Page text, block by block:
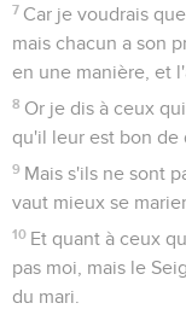
7 Car je voudrais
mais chacun a son
en une manière, et
8 Or je dis à ceux
qu'il leur est bon de
9 Mais s'ils ne sont
vaut mieux se
10 Et quant à ceux
pas moi, mais le
du mari.